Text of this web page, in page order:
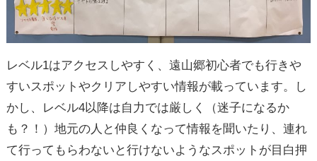
レベル1はアクセスしやすく、遠山郷初心者でも行きや
すいスポットやクリアしやすい情報が載っています。し
かし、レベル4以降は自力では厳しく（迷子になるか
も？！）地元の人と仲良くなって情報を聞いたり、連れ
て行ってもらわないと行けないようなスポットが目白押